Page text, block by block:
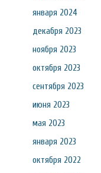
января 2024
декабря 2023
ноября 2023
октября 2023
сентября 2023
июня 2023
мая 2023
января 2023
октября 2022